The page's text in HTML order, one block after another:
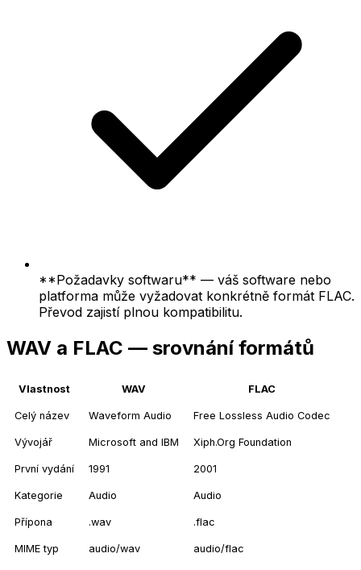
**Požadavky softwaru** — váš software nebo
platforma může vyžadovat konkrétně formát FLAC.
Převod zajistí plnou kompatibilitu.
WAV a FLAC — srovnání formátů
Vlastnost WAV FLAC
Celý název Waveform Audio Free Lossless Audio Codec
Vývojář Microsoft and IBM Xiph.Org Foundation
První vydání 1991 2001
Kategorie Audio Audio
Přípona .wav .flac
MIME typ audio/wav audio/flac